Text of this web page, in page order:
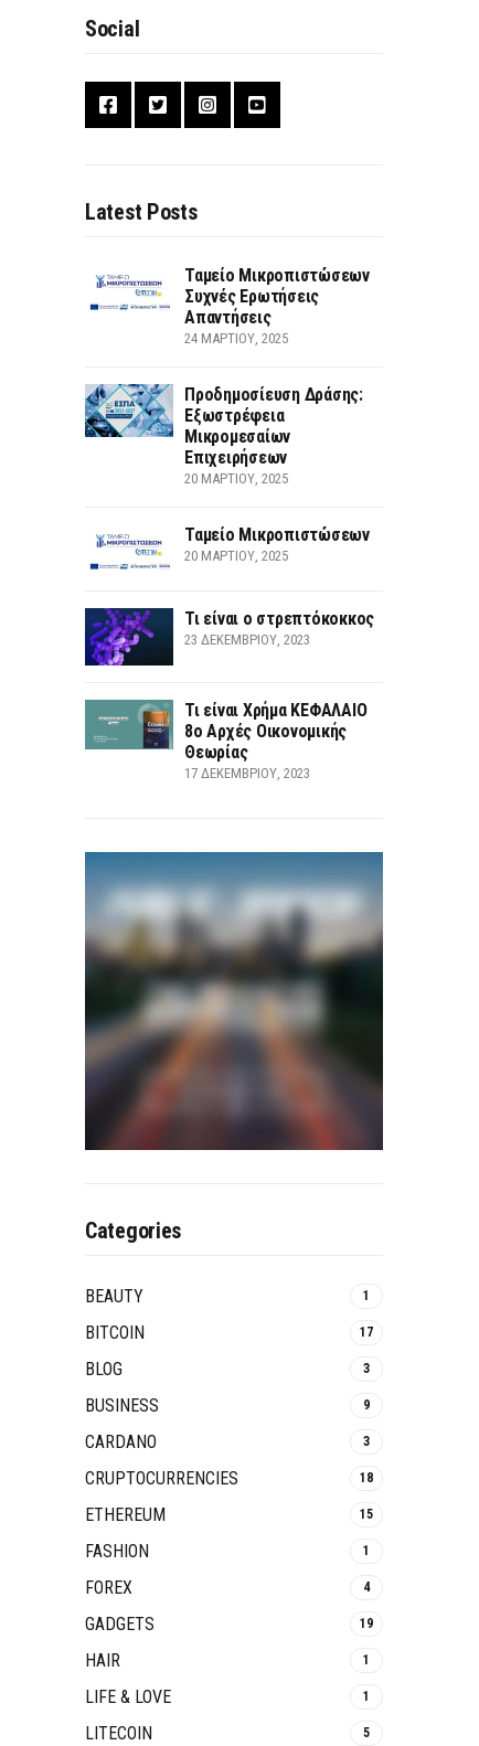
Social
Latest Posts
Ταμείο Μικροπιστώσεων
Συχνές Ερωτήσεις
Απαντήσεις
24 ΜΑΡΤΊΟΥ, 2025
Προδημοσίευση Δράσης:
Εξωστρέφεια
Μικρομεσαίων
Επιχειρήσεων
20 ΜΑΡΤΊΟΥ, 2025
Ταμείο Μικροπιστώσεων
20 ΜΑΡΤΊΟΥ, 2025
Τι είναι ο στρεπτόκοκκος
23 ΔΕΚΕΜΒΡΊΟΥ, 2023
Τι είναι Χρήμα ΚΕΦΑΛΑΙΟ
8ο Αρχές Οικονομικής
Θεωρίας
17 ΔΕΚΕΜΒΡΊΟΥ, 2023
Categories
BEAUTY 1
BITCOIN 17
BLOG 3
BUSINESS 9
CARDANO 3
CRUPTOCURRENCIES 18
ETHEREUM 15
FASHION 1
FOREX 4
GADGETS 19
HAIR 1
LIFE & LOVE 1
LITECOIN 5